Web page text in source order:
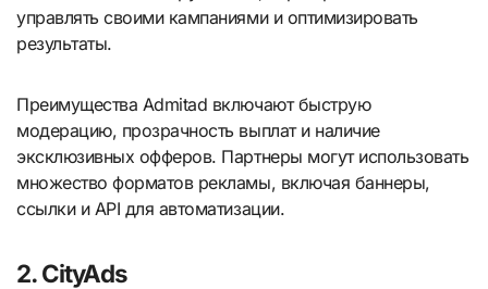
управлять своими кампаниями и оптимизировать
результаты.
Преимущества Admitad включают быструю
модерацию, прозрачность выплат и наличие
эксклюзивных офферов. Партнеры могут использовать
множество форматов рекламы, включая баннеры,
ссылки и API для автоматизации.
2. CityAds